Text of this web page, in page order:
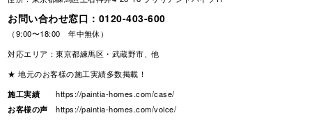
お問い合わせ窓口： 0120-403-600
（9:00〜18:00 年中無休）
対応エリア：東京都練馬区・武蔵野市、他
★ 地元のお客様の施工実績多数掲載！
施工実績
https://paintia-homes.com/case/
お客様の声
https://paintia-homes.com/voice/